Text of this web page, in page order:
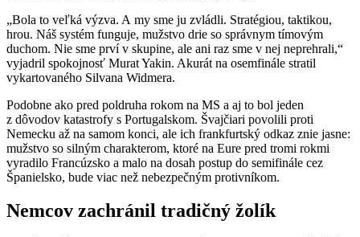
„Bola to veľká výzva. A my sme ju zvládli. Stratégiou, taktikou,
hrou. Náš systém funguje, mužstvo drie so správnym tímovým
duchom. Nie sme prví v skupine, ale ani raz sme v nej neprehrali,“
vyjadril spokojnosť Murat Yakin. Akurát na osemfinále stratil
vykartovaného Silvana Widmera.
Podobne ako pred poldruha rokom na MS a aj to bol jeden
z dôvodov katastrofy s Portugalskom. Švajčiari povolili proti
Nemecku až na samom konci, ale ich frankfurtský odkaz znie jasne:
mužstvo so silným charakterom, ktoré na Eure pred tromi rokmi
vyradilo Francúzsko a malo na dosah postup do semifinále cez
Španielsko, bude viac než nebezpečným protivníkom.
Nemcov zachránil tradičný žolík